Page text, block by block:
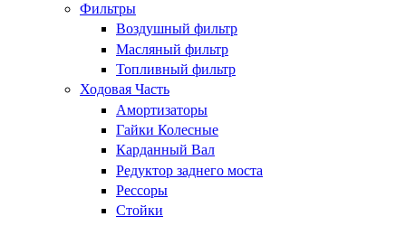
Фильтры
Воздушный фильтр
Масляный фильтр
Топливный фильтр
Ходовая Часть
Амортизаторы
Гайки Колесные
Карданный Вал
Редуктор заднего моста
Рессоры
Стойки